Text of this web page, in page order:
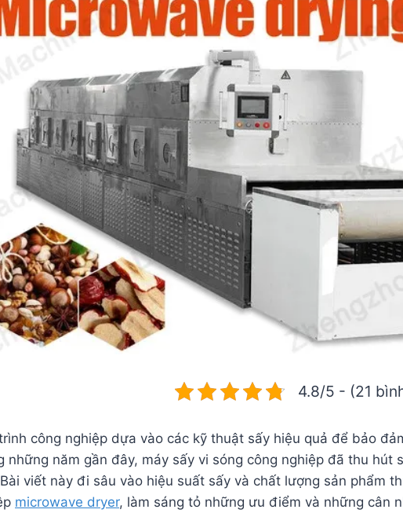
4.8/5 - (21
công nghiệp dựa vào các kỹ thuật sấy hiệu quả để bảo
những năm gần đây, máy sấy vi sóng công nghiệp đã thu hút
viết này đi sâu vào hiệu suất sấy và chất lượng sản phẩm
microwave dryer, làm sáng tỏ những ưu điểm và những cân